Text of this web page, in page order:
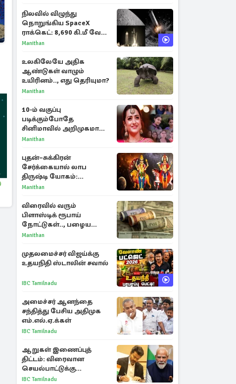
நிலவில் விழுந்து
நொறுங்கிய SpaceX
ராக்கெட்: 8,690 கி.மீ வேக
மோதலால் உருவான புதிய
Manithan
உலகிலேயே அதிக
ஆண்டுகள் வாழும்
உயிரினம்.., எது தெரியுமா?
Manithan
10-ம் வகுப்பு
படிக்கும்போதே
சினிமாவில் அறிமுகமான
த்ரிஷா! உண்மையை
காந்தி
Manithan
புதன்–சுக்கிரன்
சேர்க்கையால் லாப
திருஷ்டி யோகம்:
அதிர்ஷ்டம் பெறும் டாப் 3
Manithan
விரைவில் வரும்
பிளாஸ்டிக் ரூபாய்
நோட்டுகள்.., பழைய
காகித நோட்டுகள்
Manithan
முதலமைச்சர் விஜய்க்கு
உதயநிதி ஸ்டாலின் சவால்
IBC Tamilnadu
அமைச்சர் ஆனந்தை
சந்தித்து பேசிய அதிமுக
எம்.எல்.ஏ.க்கள்
IBC Tamilnadu
ஆறுகள் இணைப்புத்
திட்டம்: விரைவான
செயல்பாட்டுக்கு
பிரதமருக்கு முதலமைச்சர்
IBC Tamilnadu